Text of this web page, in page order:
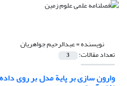
نویسنده =عبدالرحیم جواهریان
تعداد مقالات: 3
وارون سازی بر پایة مدل بر روی